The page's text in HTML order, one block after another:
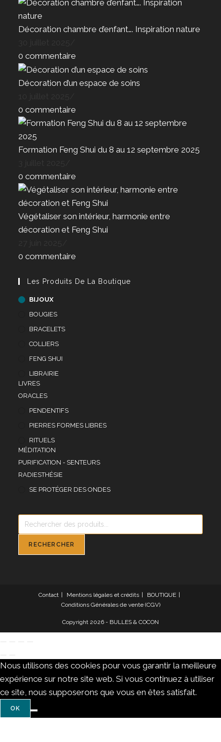
Décoration chambre d’enfant…. Inspiration nature
0 commentaire
Décoration d’un espace de soins
0 commentaire
Formation Feng Shui du 8 au 12 septembre 2025
0 commentaire
Végétaliser son intérieur, harmonie entre
décoration et Feng Shui
0 commentaire
Les Produits De La Boutique
BIJOUX
BOUGIES
BRACELETS
COLLIERS
FENG SHUI
LIBRAIRIE
LIVRES
ORACLES
PENDENTIFS
PIERRES FORMES LIBRES
RITUELS
MÉDITATION
PURIFICATION - SENTEURS
RADIESTHÉSIE
SE PROTÉGER DES ONDES
Recherche
produits
RECHERCHER
Contact Mentions légales et crédits
BOUTIQUE
Conditions Générales de vente (CGV)
Copyright 2026 - BULLES & COCON
Nous utilisons des cookies pour vous garantir la meilleure
expérience sur notre site web. Si vous continuez à utiliser
ce site, nous supposerons que vous en êtes satisfait.
OK